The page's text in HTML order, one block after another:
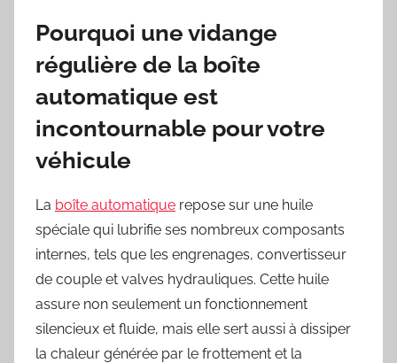
Pourquoi une vidange
régulière de la boîte
automatique est
incontournable pour votre
véhicule
La boîte automatique repose sur une huile
spéciale qui lubrifie ses nombreux composants
internes, tels que les engrenages, convertisseur
de couple et valves hydrauliques. Cette huile
assure non seulement un fonctionnement
silencieux et fluide, mais elle sert aussi à dissiper
la chaleur générée par le frottement et la